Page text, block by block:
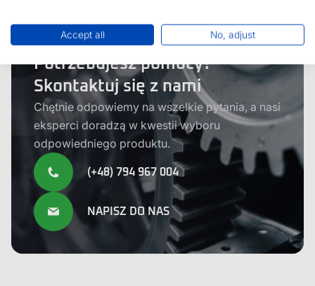
Potrzebujesz pomocy?
Skontaktuj się z nami
Chętnie odpowiemy na wszelkie pytania, a nasi
eksperci doradzą w kwestii wyboru
odpowiedniego produktu.
(+48) 794 967 004
NAPISZ DO NAS
Accept all No, adjust